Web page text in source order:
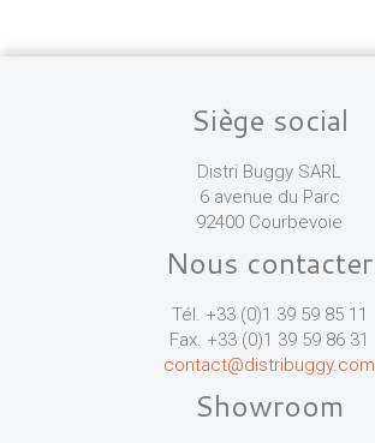
Siège social
Distri Buggy SARL
6 avenue du Parc
92400 Courbevoie
Nous contacter
Tél. +33 (0)1 39 59 85 11
Fax. +33 (0)1 39 59 86 31
contact@distribuggy.com
Showroom